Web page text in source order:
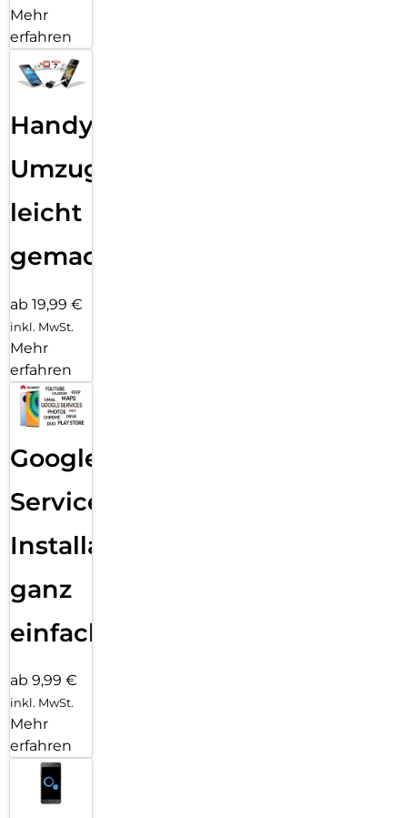
Mehr
erfahren
Handy
Umzug
leicht
gemacht!
ab 19,99 €
inkl. MwSt.
Mehr
erfahren
Google
Services
Installation
ganz
einfach
ab 9,99 €
inkl. MwSt.
Mehr
erfahren